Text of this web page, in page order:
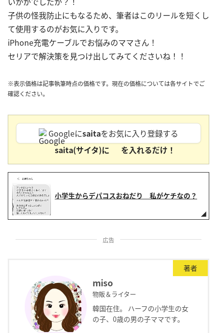
子供の怪我防止にもなるため、筆者はこのリールを短くし
て使用するのがお気に入りです。
iPhone充電ケーブルでお悩みのママさん！
セリアで解決策を見つけ出してみてくださいね！！
※表示価格は記事執筆時点の価格です。現在の価格については各サイトでご
確認ください。
Googleにsaitaをお気に入り登録する
saita(サイタ)に
を入れるだけ！
小学生からデパコスおねだり 私がケチなの？
広告
著者
miso
物販＆ライター
韓国在住。 ハーフの小学生の女
の子、0歳の男の子ママです。